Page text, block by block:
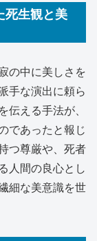
死生観と美
の中に美しさを
手な演出に頼ら
伝える手法が、
であったと報じ
つ尊厳や、死者
人間の良心とし
細な美意識を世